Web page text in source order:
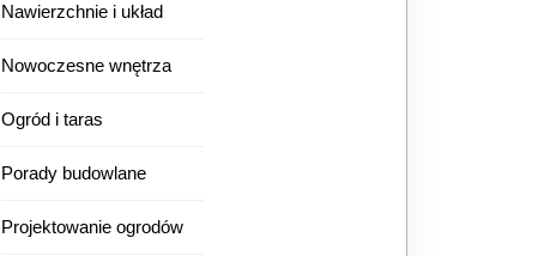
Nawierzchnie i układ
Nowoczesne wnętrza
Ogród i taras
Porady budowlane
Projektowanie ogrodów